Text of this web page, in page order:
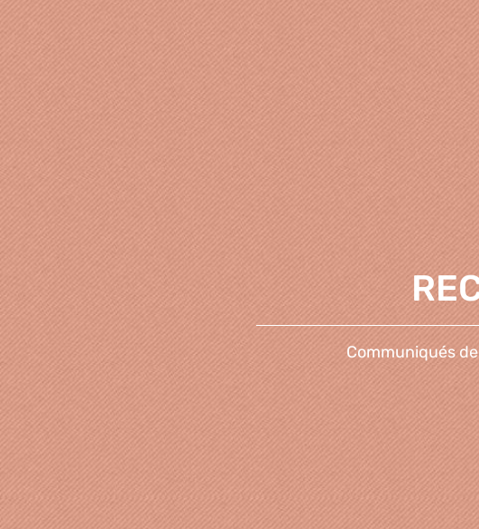
Communiqués